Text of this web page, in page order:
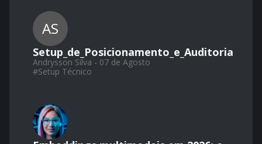
AS
Setup_de_Posicionamento_e_Auditoria
Andrysson Silva - 07 de Agosto
#Setup Técnico